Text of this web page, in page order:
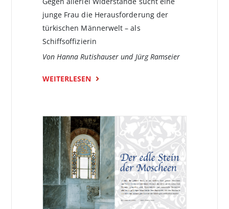
junge Frau die Herausforderung der
türkischen Männerwelt – als
Schiffsoffizierin
Von Hanna Rutishauser und Jürg Ramseier
WEITERLESEN